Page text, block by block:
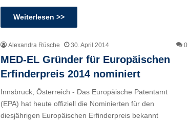
Weiterlesen >>
Alexandra Rüsche 30. April 2014 0
MED-EL Gründer für Europäischen
Erfinderpreis 2014 nominiert
Innsbruck, Österreich - Das Europäische Patentamt
(EPA) hat heute offiziell die Nominierten für den
diesjährigen Europäischen Erfinderpreis bekannt